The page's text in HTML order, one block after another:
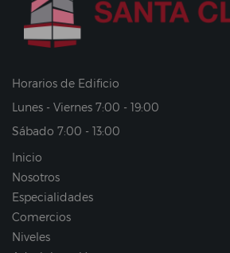
Horarios de Edificio
Lunes - Viernes 7:00 - 19:00
Sábado 7:00 - 13:00
Inicio
Nosotros
Especialidades
Comercios
Niveles